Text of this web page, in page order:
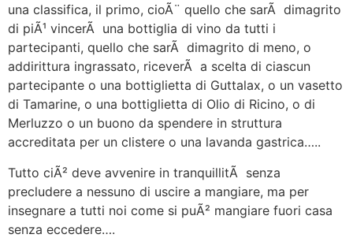
una classifica, il primo, cioÃ¨ quello che sarÃ dimagrito
di piÃ¹ vincerÃ una bottiglia di vino da tutti i
partecipanti, quello che sarÃ dimagrito di meno, o
addirittura ingrassato, riceverÃ a scelta di ciascun
partecipante o una bottiglietta di Guttalax, o un vasetto
di Tamarine, o una bottiglietta di Olio di Ricino, o di
Merluzzo o un buono da spendere in struttura
accreditata per un clistere o una lavanda gastrica…..
Tutto ciÃ² deve avvenire in tranquillitÃ senza
precludere a nessuno di uscire a mangiare, ma per
insegnare a tutti noi come si puÃ² mangiare fuori casa
senza eccedere….